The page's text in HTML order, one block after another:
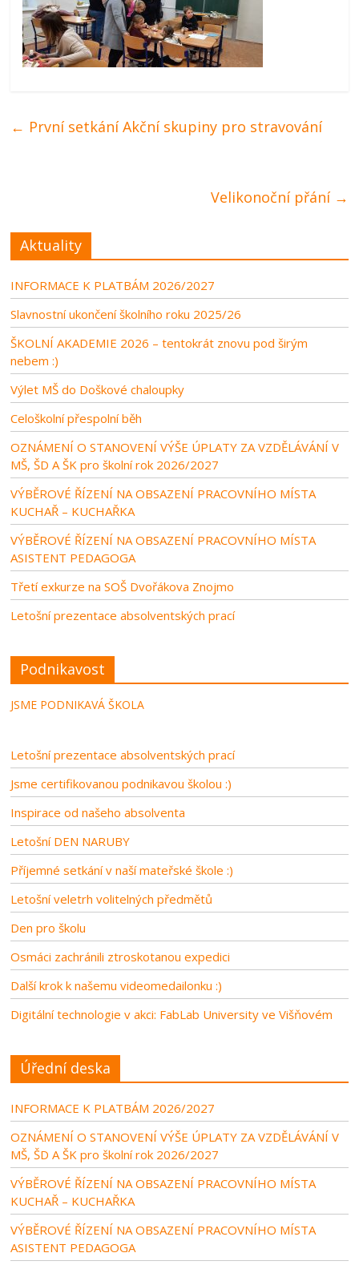
← První setkání Akční skupiny pro stravování
Velikonoční přání →
Aktuality
INFORMACE K PLATBÁM 2026/2027
Slavnostní ukončení školního roku 2025/26
ŠKOLNÍ AKADEMIE 2026 – tentokrát znovu pod širým
nebem :)
Výlet MŠ do Doškové chaloupky
Celoškolní přespolní běh
OZNÁMENÍ O STANOVENÍ VÝŠE ÚPLATY ZA VZDĚLÁVÁNÍ V
MŠ, ŠD A ŠK pro školní rok 2026/2027
VÝBĚROVÉ ŘÍZENÍ NA OBSAZENÍ PRACOVNÍHO MÍSTA
KUCHAŘ – KUCHAŘKA
VÝBĚROVÉ ŘÍZENÍ NA OBSAZENÍ PRACOVNÍHO MÍSTA
ASISTENT PEDAGOGA
Třetí exkurze na SOŠ Dvořákova Znojmo
Letošní prezentace absolventských prací
Podnikavost
JSME PODNIKAVÁ ŠKOLA
Letošní prezentace absolventských prací
Jsme certifikovanou podnikavou školou :)
Inspirace od našeho absolventa
Letošní DEN NARUBY
Příjemné setkání v naší mateřské škole :)
Letošní veletrh volitelných předmětů
Den pro školu
Osmáci zachránili ztroskotanou expedici
Další krok k našemu videomedailonku :)
Digitální technologie v akci: FabLab University ve Višňovém
Úřední deska
INFORMACE K PLATBÁM 2026/2027
OZNÁMENÍ O STANOVENÍ VÝŠE ÚPLATY ZA VZDĚLÁVÁNÍ V
MŠ, ŠD A ŠK pro školní rok 2026/2027
VÝBĚROVÉ ŘÍZENÍ NA OBSAZENÍ PRACOVNÍHO MÍSTA
KUCHAŘ – KUCHAŘKA
VÝBĚROVÉ ŘÍZENÍ NA OBSAZENÍ PRACOVNÍHO MÍSTA
ASISTENT PEDAGOGA